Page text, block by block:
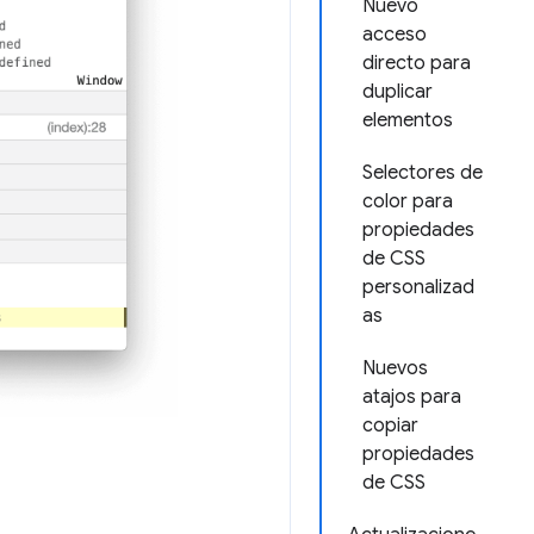
Nuevo
acceso
directo para
duplicar
elementos
Selectores de
color para
propiedades
de CSS
personalizad
as
Nuevos
atajos para
copiar
propiedades
de CSS